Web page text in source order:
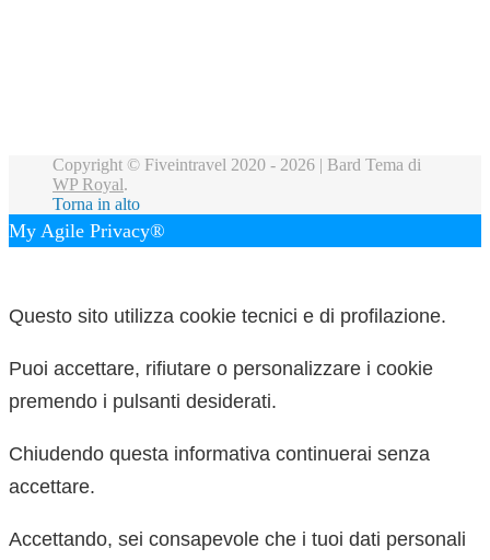
Copyright © Fiveintravel 2020 - 2026 | Bard Tema di
WP Royal.
Torna in alto
My Agile Privacy®
Questo sito utilizza cookie tecnici e di profilazione.
Puoi accettare, rifiutare o personalizzare i cookie
premendo i pulsanti desiderati.
Chiudendo questa informativa continuerai senza
accettare.
Accettando, sei consapevole che i tuoi dati personali